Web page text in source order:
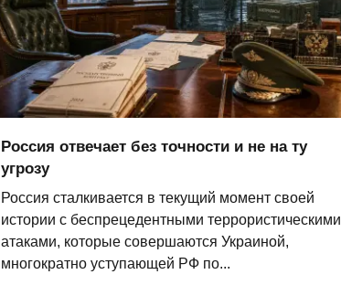
Россия отвечает без точности и не на ту
угрозу
Россия сталкивается в текущий момент своей
истории с беспрецедентными террористическими
атаками, которые совершаются Украиной,
многократно уступающей РФ по...